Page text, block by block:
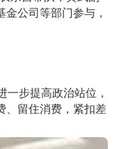
公司等部门参与，
步提高政治站位，
、留住消费，紧扣差